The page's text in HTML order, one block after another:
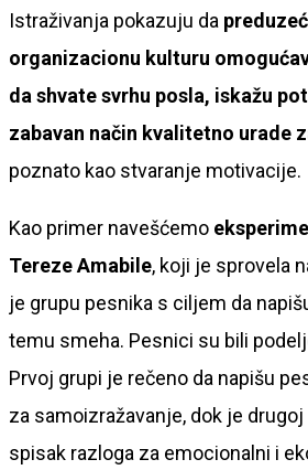
Istraživanja pokazuju da
organizacionu kulturu
da shvate svrhu posla, iskažu
zabavan način kvalitetno urade
poznato kao stvaranje motivacije.
Kao primer navešćemo
Tereze Amabile, koji je sprovela
je grupu pesnika s ciljem da
temu smeha. Pesnici su bili
Prvoj grupi je rečeno da napišu
za samoizražavanje, dok je
spisak razloga za emocionalni i